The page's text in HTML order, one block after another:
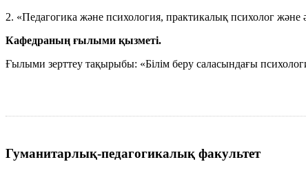
2. «Педагогика және психология, практикалық психолог және
Кафедраның ғылыми қызметі.
Ғылыми зерттеу тақырыбы: «Білім беру саласындағы
Гуманитарлық-педагогикалық факультет